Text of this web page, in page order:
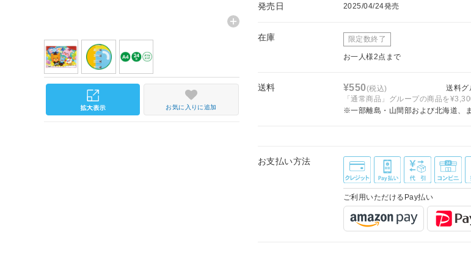
発売日 2025/04/24発売
在庫 限定数終了
お一人様2点まで
送料 ¥550(税込) 送料グ
「通常商品」グループの商品を
※一部離島・山間部および北海道、
お支払い方法
ご利用いただけるPay払い
お気に入りに追加